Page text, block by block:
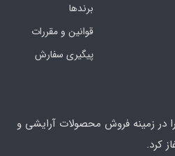
برندها
قوانین و مقررات
پیگیری سفارش
در زمینه فروش محصولات آرایشی و